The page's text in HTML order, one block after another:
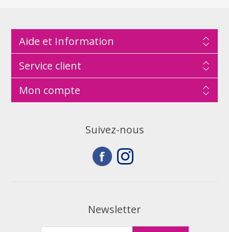
Aide et Information
Service client
Mon compte
Suivez-nous
Newsletter